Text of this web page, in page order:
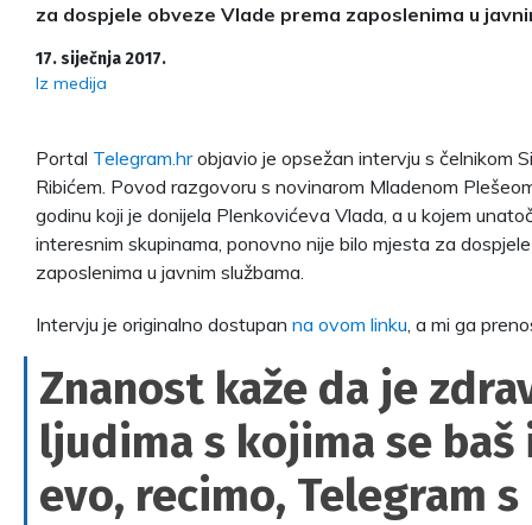
za dospjele obveze Vlade prema zaposlenima u
17. siječnja 2017.
Iz medija
Portal Telegram.hrobjavio je opsežan intervju s čelnikom
Ribićem. Povod razgovoru s novinarom Mladenom
godinu koji je donijela Plenkovićeva Vlada, a u kojem
interesnim skupinama, ponovno nije bilo mjesta za
zaposlenima u javnim službama.
Intervju je originalno dostupan na ovom linku, a mi ga
Znanost kaže da je
ljudima s kojima se baš
evo, recimo, Telegram